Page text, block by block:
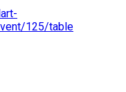
125/table